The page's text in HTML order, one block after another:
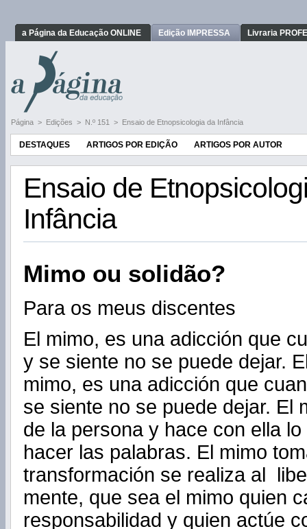
a Página da Educação ONLINE Edição IMPRESSA Livraria
Página > Edições > N.º 151 > Ensaio de Etnopsicologia da Infância
DESTAQUES ARTIGOS POR EDIÇÃO ARTIGOS POR AUTOR
Ensaio de
Infância
Mimo ou solidão?
Para os meus discentes
El mimo, es una adicción que
y se siente no se puede dejar.
mimo, es una adicción que
se siente no se puede dejar. El
de la persona y hace con ella
hacer las palabras. El mimo
transformación se realiza al
mente, que sea el mimo quien
responsabilidad y quien actúe